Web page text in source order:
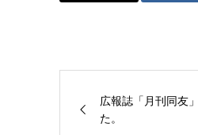
広報誌「月刊同友
た。